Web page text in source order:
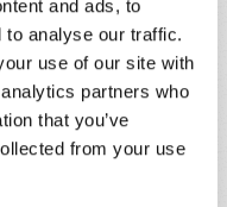
and ads, to
to analyse our traffic.
use of our site with
partners who
that you’ve
from your use